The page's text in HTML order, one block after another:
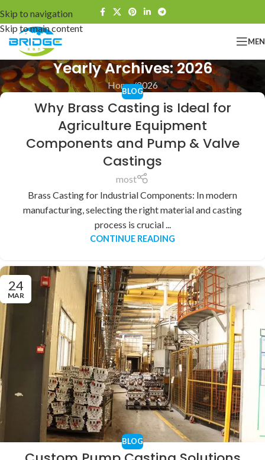
Skip to navigation
Skip to main content
Yearly Archives: 2026
Home 2026
BLOG
Why Brass Casting is Ideal for
Agriculture Equipment
Components and Pump & Valve
Castings
most
Brass Casting for Industrial Components: In modern
manufacturing, selecting the right material and casting
process is crucial ...
CONTINUE READING
24
MAR
BLOG